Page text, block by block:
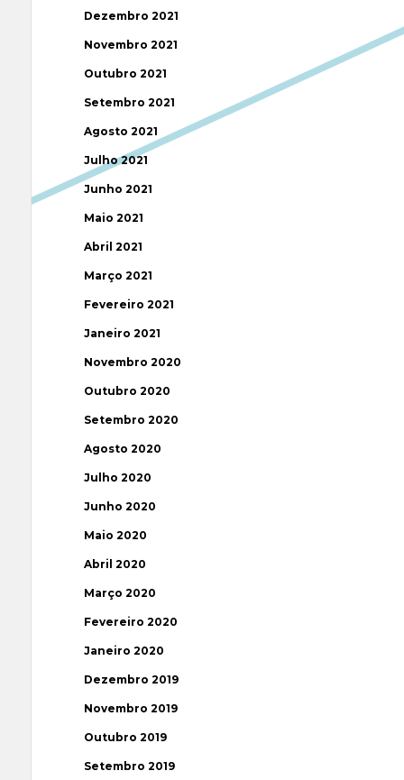
Dezembro 2021
Novembro 2021
Outubro 2021
Setembro 2021
Agosto 2021
Julho 2021
Junho 2021
Maio 2021
Abril 2021
Março 2021
Fevereiro 2021
Janeiro 2021
Novembro 2020
Outubro 2020
Setembro 2020
Agosto 2020
Julho 2020
Junho 2020
Maio 2020
Abril 2020
Março 2020
Fevereiro 2020
Janeiro 2020
Dezembro 2019
Novembro 2019
Outubro 2019
Setembro 2019